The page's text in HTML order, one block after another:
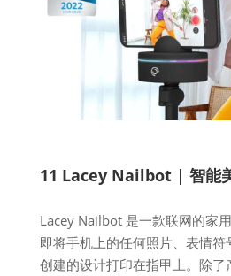
11 Lacey Nailbot | 智能
Lacey Nailbot 是一款联网的家
即将手机上的任何照片、表情
创建的设计打印在指甲上。除了